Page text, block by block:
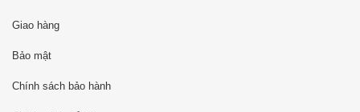
Giao hàng
Bảo mật
Chính sách bảo hành